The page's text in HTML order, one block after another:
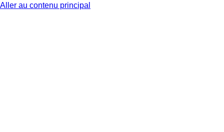
Aller au contenu principal